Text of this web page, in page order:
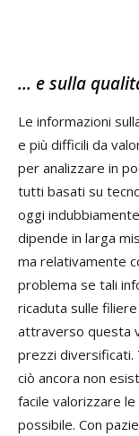
… e sulla
Le informazioni
e più difficili da
per analizzare in
tutti basati su
oggi
dipende in larga
ma relativamente
problema se tali
ricaduta sulle
attraverso questa
prezzi diversificati.
ciò ancora non
facile valorizzare
possibile. Con